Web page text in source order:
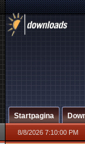
Startpagina
8/8/2026 7:10:00 PM